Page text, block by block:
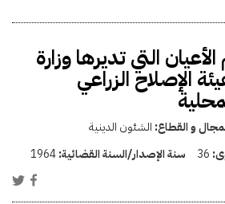
التي تديرها وزارة
الإصلاح الزراعي
و القطاع: الشئون الدينية
36 سنة الإصدار/السنة القضائية:1964